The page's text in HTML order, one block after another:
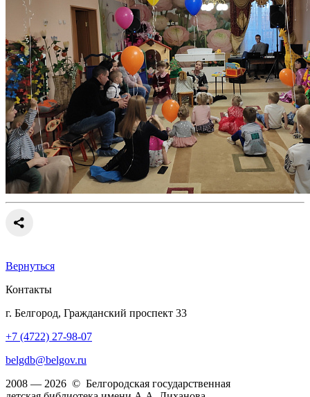
Вернуться
Контакты
г. Белгород, Гражданский проспект 33
+7 (4722) 27-98-07
belgdb@belgov.ru
2008 — 2026 © Белгородская государственная